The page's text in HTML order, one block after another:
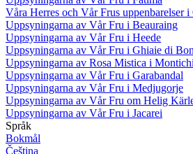
Våra Herres och Vår Frus uppenbarelser i
Uppsyningarna av Vår Fru i Beauraing
Uppsyningarna av Vår Fru i Heede
Uppsyningarna av Vår Fru i Ghiaie di
Uppsyningarna av Rosa Mistica i
Uppsyningarna av Vår Fru i Garabandal
Uppsyningarna av Vår Fru i Medjugorje
Uppsyningarna av Vår Fru om Helig
Uppsyningarna av Vår Fru i Jacarei
Språk
Bokmål
Čeština